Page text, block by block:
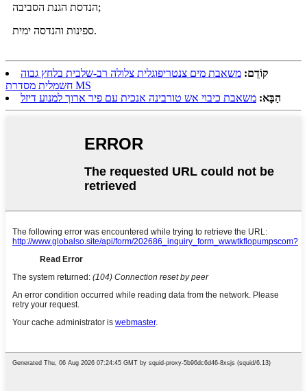
הנדסת הגנת הסביבה;
ספינות והנדסה ימית.
קוֹדֵם: משאבת מים צנטריפוגלית צלולה רב-שלבית בלחץ גבוה
חשמלית מסדרת MS
הַבָּא: משאבת כיבוי אש טורבינה אנכית עם פיר ארוך למנוע דיזל